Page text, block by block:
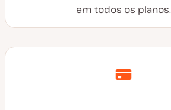
em todos os planos.